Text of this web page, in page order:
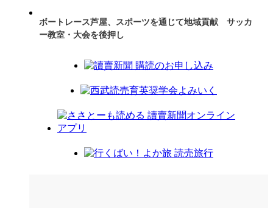
ボートレース芦屋、スポーツを通じて地域貢献 サッカ
ー教室・大会を後押し